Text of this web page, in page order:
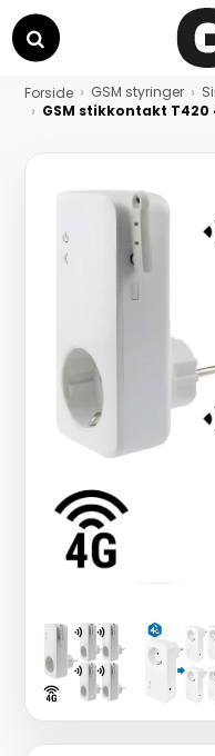
Søg
Forside GSM styringer
GSM stikkontakt T420